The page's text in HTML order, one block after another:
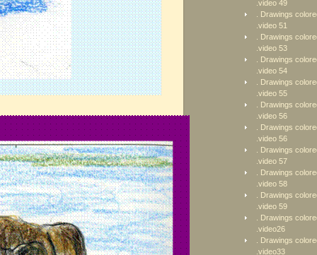
.video 49
. Drawings
.video 51
. Drawings
.video 53
. Drawings
.video 54
. Drawings
.video 55
. Drawings
.video 56
. Drawings
.video 56
. Drawings
.video 57
. Drawings
.video 58
. Drawings
.video 59
. Drawings
.video26
. Drawings
.video33